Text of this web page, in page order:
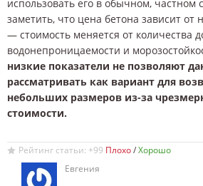
использовать его в обычном, частном
заметить, что цена бетона зависит от
— стоимость меняется от количества
водонепроницаемости и
низкие показатели не позволяют
рассматривать как вариант для
небольших размеров из-за
стоимости.
Рейтинг статьи: +99
/
Евгения